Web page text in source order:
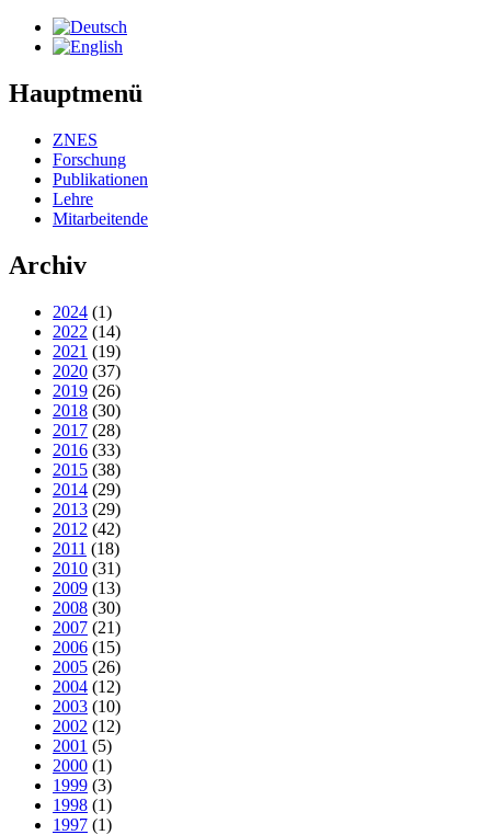
Hauptmenü
ZNES
Forschung
Publikationen
Lehre
Mitarbeitende
Archiv
2024 (1)
2022 (14)
2021 (19)
2020 (37)
2019 (26)
2018 (30)
2017 (28)
2016 (33)
2015 (38)
2014 (29)
2013 (29)
2012 (42)
2011 (18)
2010 (31)
2009 (13)
2008 (30)
2007 (21)
2006 (15)
2005 (26)
2004 (12)
2003 (10)
2002 (12)
2001 (5)
2000 (1)
1999 (3)
1998 (1)
1997 (1)